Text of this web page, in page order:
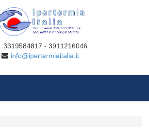
3319584817 - 3911216046
info@ipertermiaitalia.it